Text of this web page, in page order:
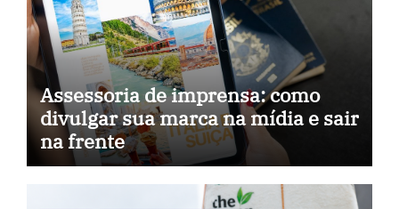
Assessoria de imprensa: como
divulgar sua marca na mídia e sair
na frente